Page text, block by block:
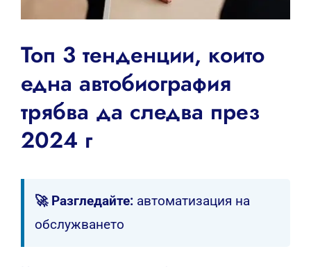
Топ 3 тенденции, които
една автобиография
трябва да следва през
2024 г
🚀 Разгледайте: автоматизация на
обслужването